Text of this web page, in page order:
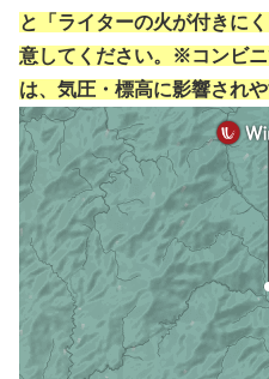
と「ライターの火が付きに
意してください。※コンビニ
は、気圧・標高に影響されや